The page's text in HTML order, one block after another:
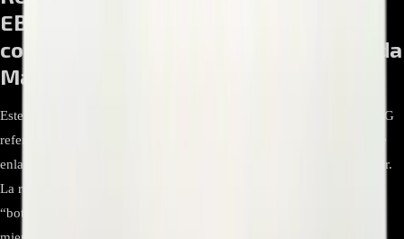
EBR80772103 / EAD63787305
compatible con LG 43LH573T - Segunda
Mano)
Este repuesto corresponde al conjunto de
LG
referencia
que
enlaza la main board con la botonera y el
del televisor.
La referencia EBR80772103 se comercializa como
“botonera/IR/power” para varios modelos LG de la serie LH/UH,